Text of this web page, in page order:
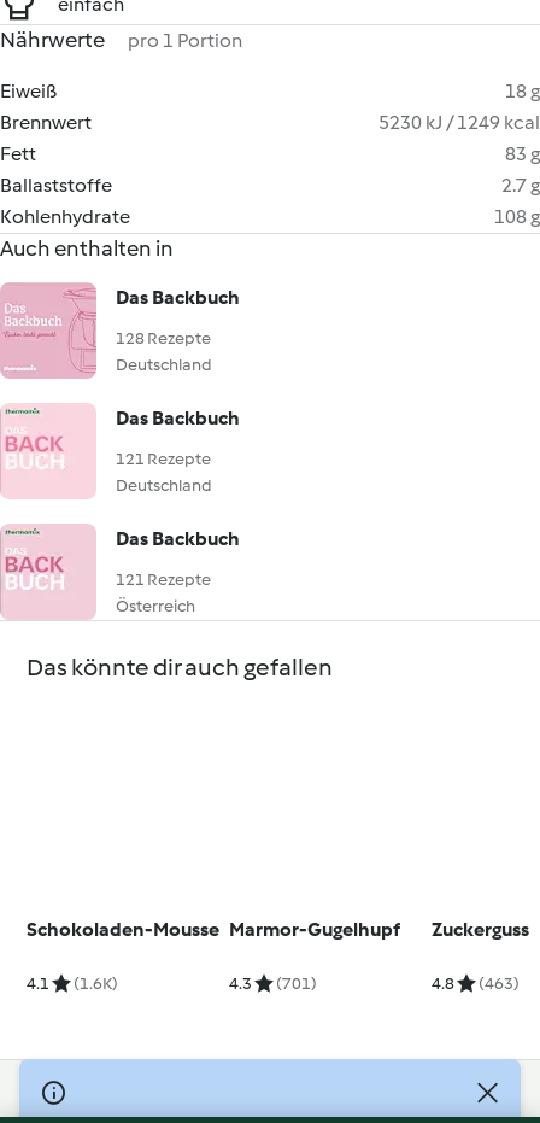
Nährwerte pro 1 Portion
Eiweiß
18 g
Brennwert
5230 kJ / 1249 kcal
Fett
83 g
Ballaststoffe
2.7 g
Kohlenhydrate
108 g
Auch enthalten in
Das Backbuch
128 Rezepte
Deutschland
Das Backbuch
121 Rezepte
Deutschland
Das Backbuch
121 Rezepte
Österreich
Das könnte dir auch gefallen
Schokoladen-Mousse
4.1 (1.6K)
Marmor-Gugelhupf
4.3 (701)
Zuckerguss
4.8 (463)
© Copyright 2026